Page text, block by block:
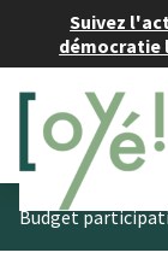
Suivez
démocratie
Budget